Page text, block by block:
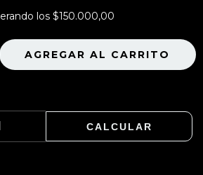
los $150.000,00
CALCULAR